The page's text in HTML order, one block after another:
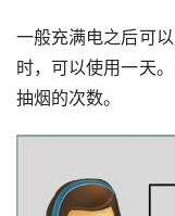
一般充满电之后可
时，可以使用一天
抽烟的次数。